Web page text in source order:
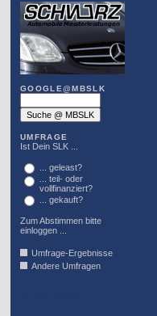
GOOGLE@MBSLK
UMFRAGE
Ist Dein SLK ...
... geleast?
... teil- oder
vollfinanziert?
... gekauft?
Zum Abstimmen bitte
einloggen ...
Umfrage-Ergebnisse
Andere Umfragen